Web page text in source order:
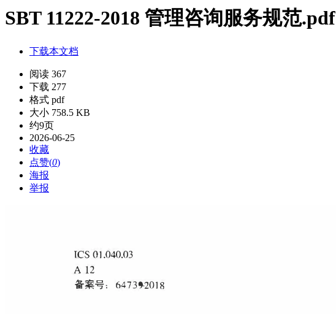
SBT 11222-2018 管理咨询服务规范.pdf
下载本文档
阅读 367
下载 277
格式 pdf
大小 758.5 KB
约9页
2026-06-25
收藏
点赞(0)
海报
举报